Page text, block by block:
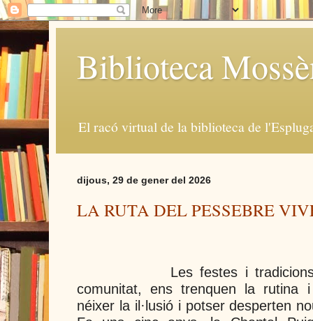
Biblioteca
El racó virtual de la biblioteca de
dijous, 29 de gener del 2026
LA RUTA DEL PESSEBRE
Les festes i
comunitat, ens trenquen la rutina
néixer la il·lusió i potser desperten